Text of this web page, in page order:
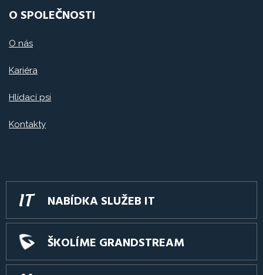
O SPOLEČNOSTI
O nás
Kariéra
Hlídací psi
Kontakty
NABÍDKA SLUŽEB IT
ŠKOLÍME GRANDSTREAM